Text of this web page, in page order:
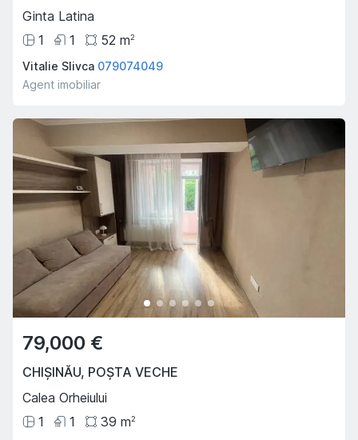
Ginta Latina
1
1 52 m2
Vitalie Slivca 079074049
Agent imobiliar
79,000 €
CHIȘINĂU, POȘTA VECHE
Calea Orheiului
1
1 39 m2